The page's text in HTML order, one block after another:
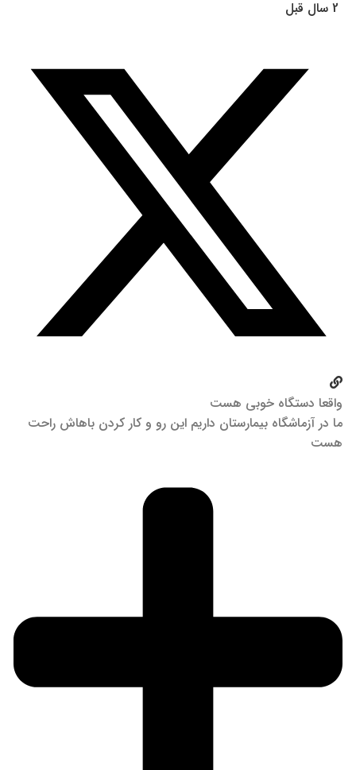
واقعا دستگاه خوبی هست
ما در آزماشگاه بیمارستان داریم این رو و کار کردن باهاش راحت
هست